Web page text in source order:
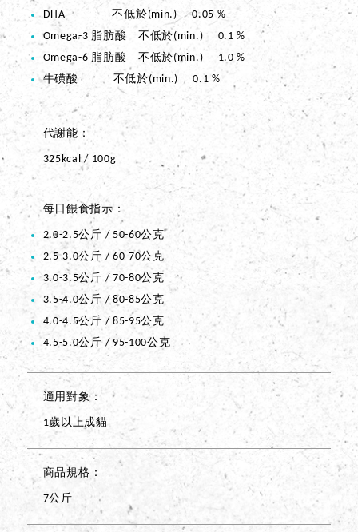
DHA 不低於(min.) 0.05 %
Omega-3 脂肪酸 不低於(min.) 0.1 %
Omega-6 脂肪酸 不低於(min.) 1.0 %
牛磺酸 不低於(min.) 0.1 %
代謝能
325kcal / 100g
每日餵食指示
2.0-2.5公斤 / 50-60公克
2.5-3.0公斤 / 60-70公克
3.0-3.5公斤 / 70-80公克
3.5-4.0公斤 / 80-85公克
4.0-4.5公斤 / 85-95公克
4.5-5.0公斤 / 95-100公克
適用對象
1歲以上成貓
商品規格
7公斤